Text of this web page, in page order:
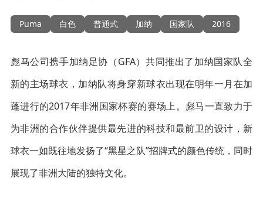
Puma 白色 普通式 加纳 国家队 2016
彪马公司携手加纳足协（GFA）共同推出了加纳国家队全
新的主场球衣，加纳队将身穿新球衣出现在明年一月在加
蓬进行的2017年非洲国家杯赛的赛场上。彪马一直致力于
为非洲的合作伙伴提供最先进的科技和最前卫的设计，新
球衣一如既往地发扬了“黑星之队”招牌式的颜色传统，同时
展现了非洲大陆的独特文化。